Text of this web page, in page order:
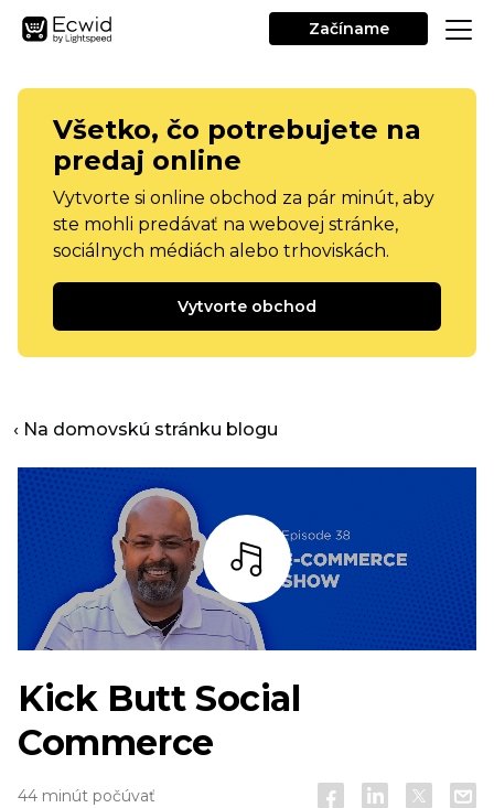
Začíname
Všetko, čo potrebujete na
predaj online
Vytvorte si online obchod za pár minút, aby
ste mohli predávať na webovej stránke,
sociálnych médiách alebo trhoviskách.
Vytvorte obchod
‹ Na domovskú stránku blogu
počúvať
Kick Butt Social
Commerce
44 minút počúvať